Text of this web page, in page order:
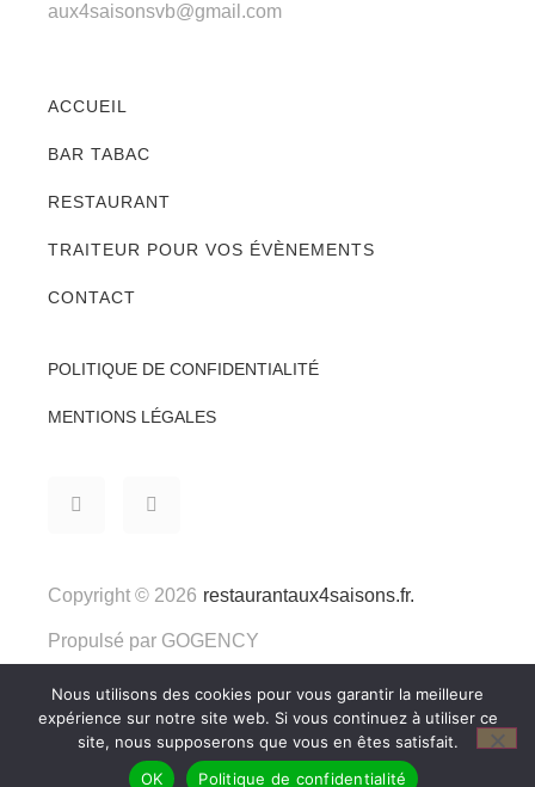
aux4saisonsvb@gmail.com
ACCUEIL
BAR TABAC
RESTAURANT
TRAITEUR POUR VOS ÉVÈNEMENTS
CONTACT
POLITIQUE DE CONFIDENTIALITÉ
MENTIONS LÉGALES
Copyright © 2026 restaurantaux4saisons.fr.
Propulsé par GOGENCY
Nous utilisons des cookies pour vous garantir la meilleure
expérience sur notre site web. Si vous continuez à utiliser ce
site, nous supposerons que vous en êtes satisfait.
OK
Politique de confidentialité